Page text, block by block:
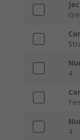
4
4